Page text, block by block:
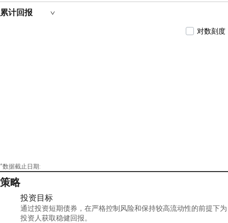
累计回报
对数刻度
*数据截止日期:
策略
投资目标
通过投资短期债券，在严格控制风险和保持较高流动性的前提下为
投资人获取稳健回报。